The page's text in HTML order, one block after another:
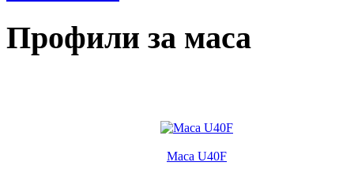
Профили за маса
Маса U40F